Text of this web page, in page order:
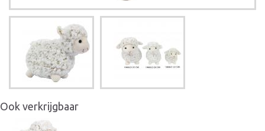
Ook verkrijgbaar